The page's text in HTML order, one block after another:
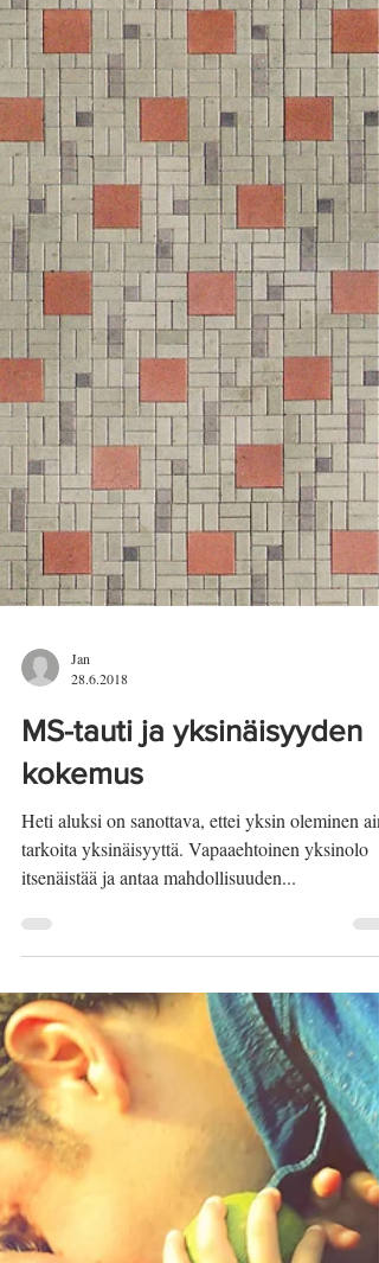
Jan
28.6.2018
MS-tauti ja yksinäisyyden
kokemus
tarkoita yksinäisyyttä. Vapaaehtoinen yksinolo
itsenäistää ja antaa mahdollisuuden...